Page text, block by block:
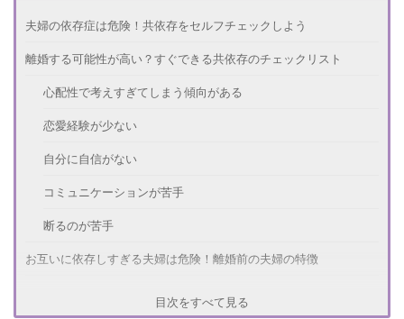
夫婦の依存症は危険！共依存をセルフチェックしよう
離婚する可能性が高い？すぐできる共依存のチェックリスト
心配性で考えすぎてしまう傾向がある
恋愛経験が少ない
自分に自信がない
コミュニケーションが苦手
断るのが苦手
お互いに依存しすぎる夫婦は危険！離婚前の夫婦の特徴
目次をすべて見る